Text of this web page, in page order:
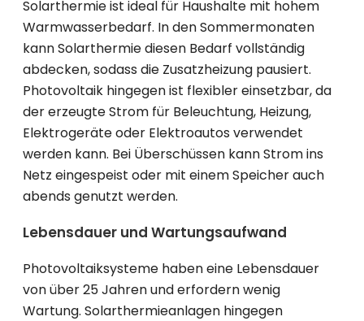
Solarthermie ist ideal für Haushalte mit hohem
Warmwasserbedarf. In den Sommermonaten
kann Solarthermie diesen Bedarf vollständig
abdecken, sodass die Zusatzheizung pausiert.
Photovoltaik hingegen ist flexibler einsetzbar, da
der erzeugte Strom für Beleuchtung, Heizung,
Elektrogeräte oder Elektroautos verwendet
werden kann. Bei Überschüssen kann Strom ins
Netz eingespeist oder mit einem Speicher auch
abends genutzt werden.
Lebensdauer und Wartungsaufwand
Photovoltaiksysteme haben eine Lebensdauer
von über 25 Jahren und erfordern wenig
Wartung. Solarthermieanlagen hingegen